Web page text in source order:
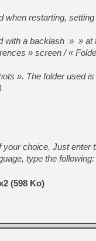
restarting,
with a backlash » » at
» screen / «
». The folder used
choice. Just enter
type the following:
(598 Ko)